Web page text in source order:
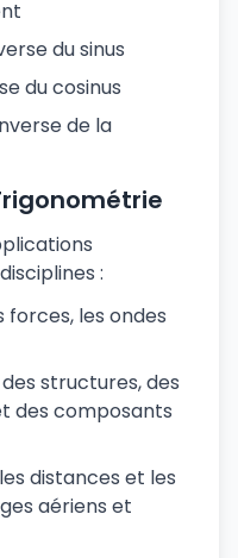
du sinus
du cosinus
de la
:
forces, les ondes
structures, des
des composants
distances et les
aériens et